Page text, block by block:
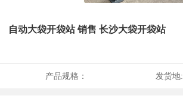
自动大袋开袋站 销售 长沙大袋开袋站
产品规格： 发货地: